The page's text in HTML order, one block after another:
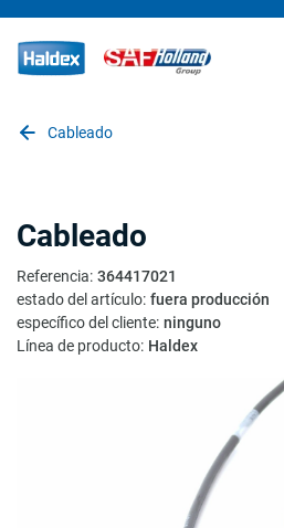
Cableado
Cableado
Referencia: 364417021
estado del artículo: fuera producción
específico del cliente: ninguno
Línea de producto: Haldex